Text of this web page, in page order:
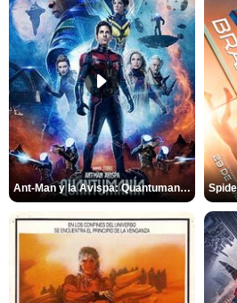
Ant-Man y la Avispa: Quantumanía Tráiler (2)